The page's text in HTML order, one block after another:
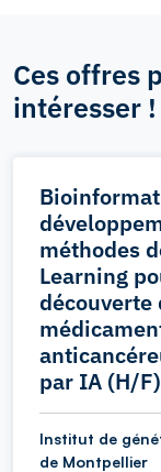
Ces offres
intéresser !
méthodes
Learning
découverte
par IA (H/F)
Institut de
de Montpellier